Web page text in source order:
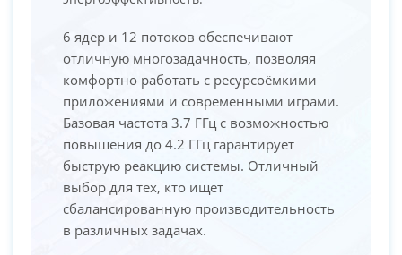
6 ядер и 12 потоков обеспечивают
отличную многозадачность, позволяя
комфортно работать с ресурсоёмкими
приложениями и современными играми.
Базовая частота 3.7 ГГц с возможностью
повышения до 4.2 ГГц гарантирует
быструю реакцию системы. Отличный
выбор для тех, кто ищет
сбалансированную производительность
в различных задачах.